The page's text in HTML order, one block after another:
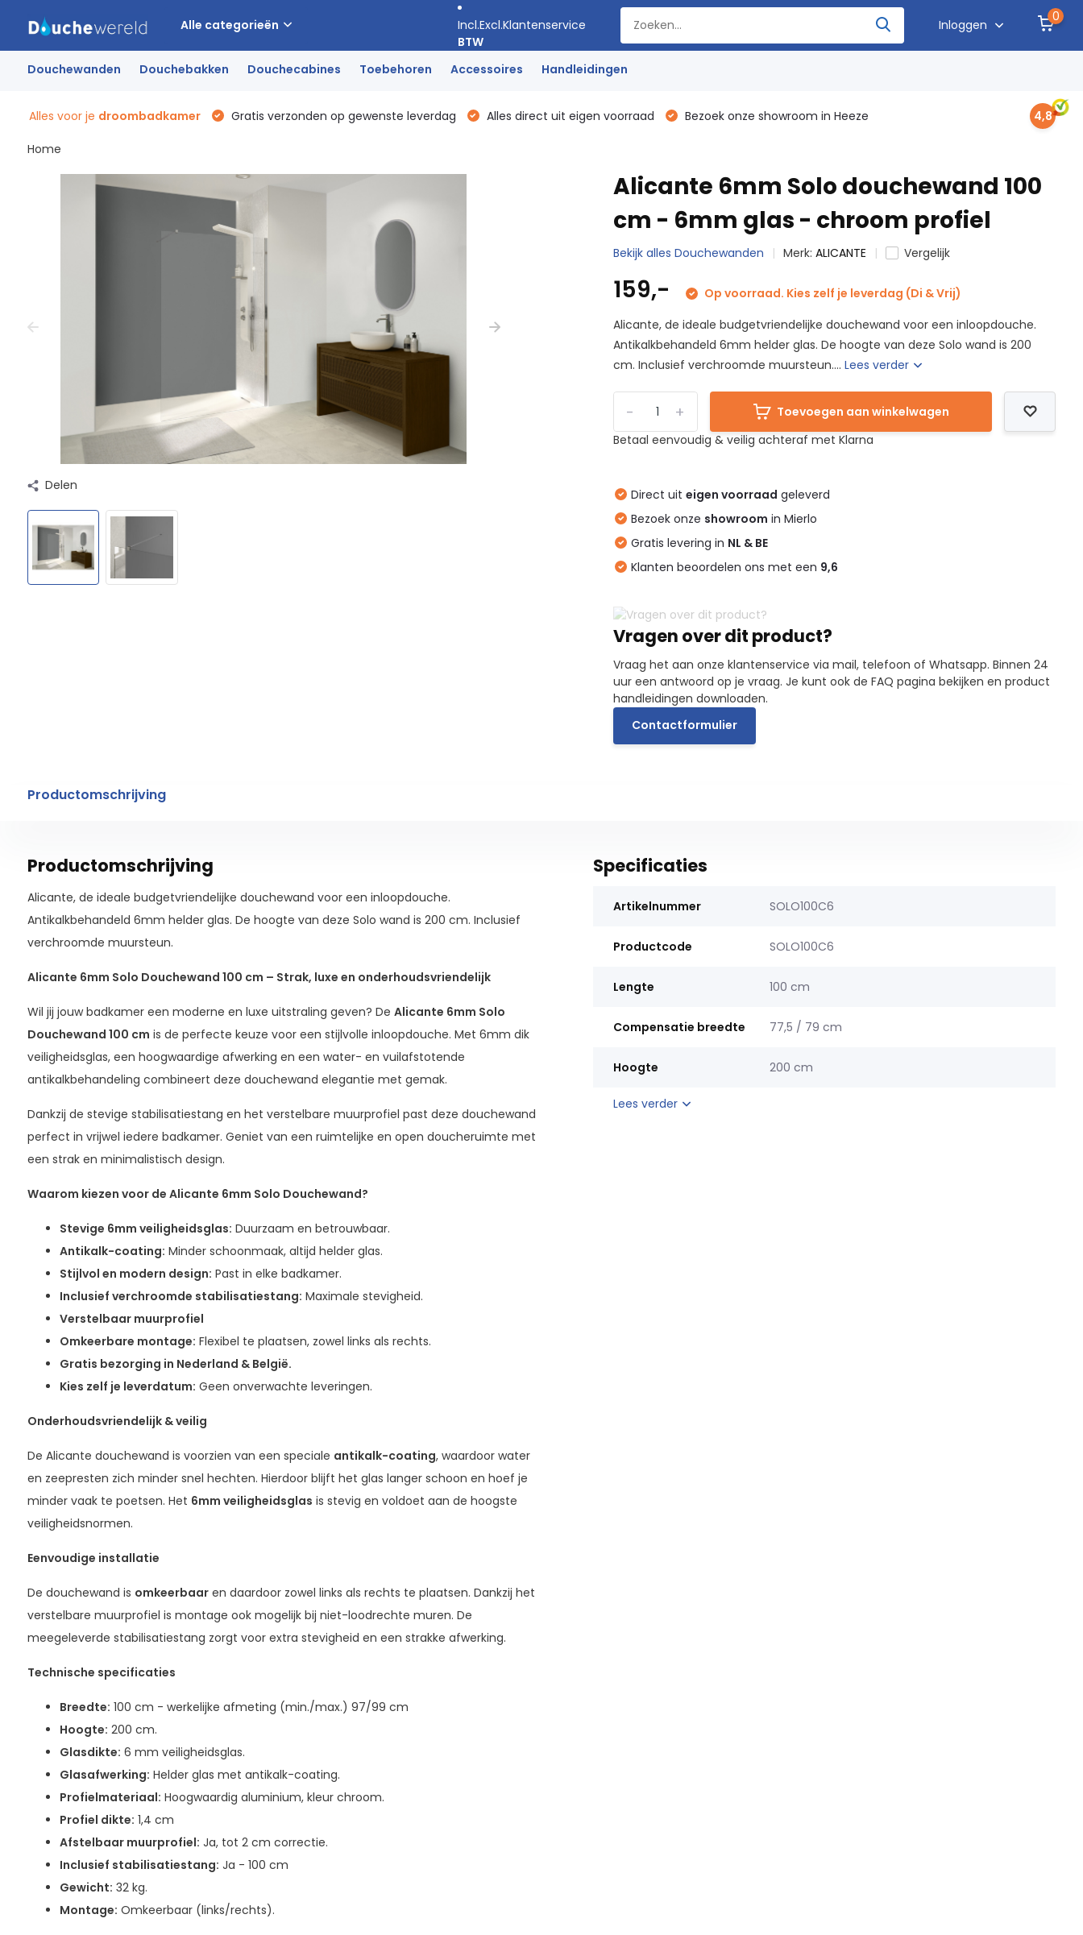
Alle categorieën Incl.Excl.
BTW
Klantenservice Inloggen
0
Douchewanden Douchebakken Douchecabines Toebehoren Accessoires Handleidingen
Alles voor je droombadkamer Gratis verzonden op gewenste leverdag Alles direct uit eigen voorraad Bezoek onze showroom in Heeze 4,8
Home
Delen
Alicante 6mm Solo douchewand 100
cm - 6mm glas - chroom profiel
Bekijk alles Douchewanden Merk:ALICANTE Vergelijk
159,-
Op voorraad. Kies zelf je leverdag (Di & Vrij)
Alicante, de ideale budgetvriendelijke douchewand voor een inloopdouche.
Antikalkbehandeld 6mm helder glas. De hoogte van deze Solo wand is 200
cm. Inclusief verchroomde muursteun....Lees verder
+
-
Toevoegen aan winkelwagen
Betaal eenvoudig & veilig achteraf met Klarna
Direct uiteigen voorraad geleverd
Bezoek onze showroom in Mierlo
Gratis levering in NL & BE
Klanten beoordelen ons met een 9,6
Vragen over dit product?
Vraag het aan onze klantenservice via mail, telefoon of Whatsapp. Binnen 24
uur een antwoord op je vraag. Je kunt ook de FAQ pagina bekijken en product
handleidingen downloaden.
Contactformulier
Productomschrijving
Productomschrijving
Alicante, de ideale budgetvriendelijke douchewand voor een inloopdouche.
Antikalkbehandeld 6mm helder glas. De hoogte van deze Solo wand is 200 cm. Inclusief
verchroomde muursteun.
Alicante 6mm Solo Douchewand 100 cm – Strak, luxe en onderhoudsvriendelijk
Wil jij jouw badkamer een moderne en luxe uitstraling geven? De Alicante 6mm Solo
Douchewand 100 cm is de perfecte keuze voor een stijlvolle inloopdouche. Met 6mm dik
veiligheidsglas, een hoogwaardige afwerking en een water- en vuilafstotende
antikalkbehandeling combineert deze douchewand elegantie met gemak.
Dankzij de stevige stabilisatiestang en het verstelbare muurprofiel past deze douchewand
perfect in vrijwel iedere badkamer. Geniet van een ruimtelijke en open doucheruimte met
een strak en minimalistisch design.
Waarom kiezen voor de Alicante 6mm Solo Douchewand?
Stevige 6mm veiligheidsglas: Duurzaam en betrouwbaar.
Antikalk-coating: Minder schoonmaak, altijd helder glas.
Stijlvol en modern design: Past in elke badkamer.
Inclusief verchroomde stabilisatiestang: Maximale stevigheid.
Verstelbaar muurprofiel
Omkeerbare montage: Flexibel te plaatsen, zowel links als rechts.
Gratis bezorging in Nederland & België.
Kies zelf je leverdatum: Geen onverwachte leveringen.
Onderhoudsvriendelijk & veilig
De Alicante douchewand is voorzien van een speciale antikalk-coating, waardoor water
en zeepresten zich minder snel hechten. Hierdoor blijft het glas langer schoon en hoef je
minder vaak te poetsen. Het 6mm veiligheidsglas is stevig en voldoet aan de hoogste
veiligheidsnormen.
Eenvoudige installatie
De douchewand is omkeerbaaren daardoor zowel links als rechts te plaatsen. Dankzij het
verstelbare muurprofiel is montage ook mogelijk bij niet-loodrechte muren. De
meegeleverde stabilisatiestang zorgt voor extra stevigheid en een strakke afwerking.
Technische specificaties
Breedte: 100 cm - werkelijke afmeting (min./max.) 97/99 cm
Hoogte: 200 cm.
Glasdikte: 6 mm veiligheidsglas.
Glasafwerking: Helder glas met antikalk-coating.
Profielmateriaal: Hoogwaardig aluminium, kleur chroom.
Profiel dikte: 1,4 cm
Afstelbaar muurprofiel: Ja, tot 2 cm correctie.
Inclusief stabilisatiestang: Ja - 100 cm
Gewicht: 32 kg.
Montage: Omkeerbaar (links/rechts).
Specificaties
Artikelnummer SOLO100C6
Productcode SOLO100C6
Lengte 100 cm
Compensatie breedte 77,5 / 79 cm
Hoogte 200 cm
Lees verder